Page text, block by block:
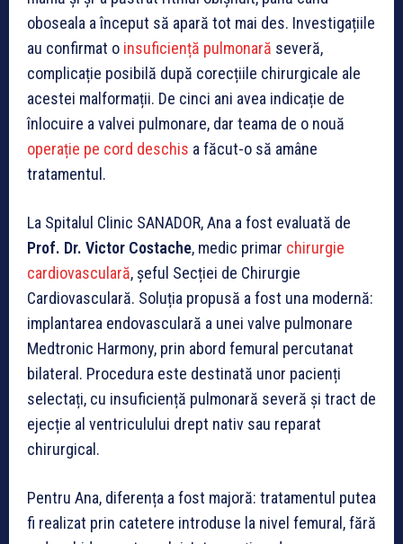
oboseala a început să apară tot mai des. Investigațiile
au confirmat o insuficiență pulmonară severă,
complicație posibilă după corecțiile chirurgicale ale
acestei malformații. De cinci ani avea indicație de
înlocuire a valvei pulmonare, dar teama de o nouă
operație pe cord deschis a făcut-o să amâne
tratamentul.
La Spitalul Clinic SANADOR, Ana a fost evaluată de
Prof. Dr. Victor Costache, medic primar chirurgie
cardiovasculară, șeful Secției de Chirurgie
Cardiovasculară. Soluția propusă a fost una modernă:
implantarea endovasculară a unei valve pulmonare
Medtronic Harmony, prin abord femural percutanat
bilateral. Procedura este destinată unor pacienți
selectați, cu insuficiență pulmonară severă și tract de
ejecție al ventriculului drept nativ sau reparat
chirurgical.
Pentru Ana, diferența a fost majoră: tratamentul putea
fi realizat prin catetere introduse la nivel femural, fără